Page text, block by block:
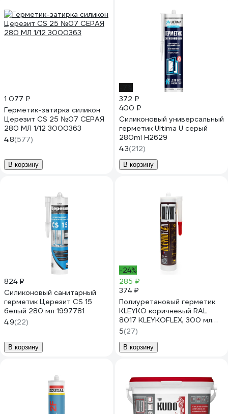
1 077 ₽
Герметик-затирка силикон
Церезит CS 25 №07 СЕРАЯ
280 МЛ 1/12 3000363
4.8(577)
В корзину
372 ₽
400 ₽
Силиконовый универсальный
герметик Ultima U серый
280ml H2629
4.3(212)
В корзину
824 ₽
Силиконовый санитарный
герметик Церезит CS 15
белый 280 мл 1997781
4.9(22)
В корзину
-24%
285 ₽
374 ₽
Полиуретановый герметик
KLEYKO коричневый RAL
8017 KLEYKOFLEX, 300 мл
KFX-BR-300
5(27)
В корзину